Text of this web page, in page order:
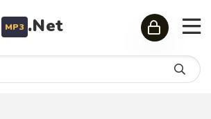
MP3 .Net